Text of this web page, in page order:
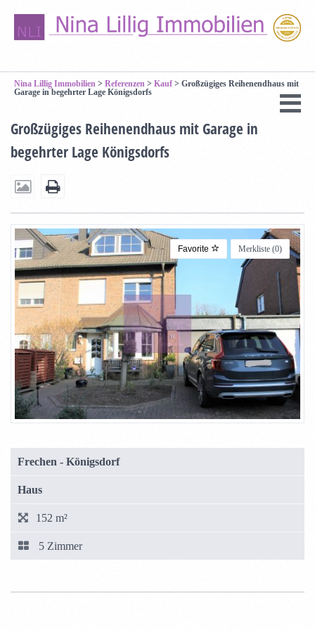
Nina Lillig Immobilien > Referenzen > Kauf > Großzügiges Reihenendhaus mit
Garage in begehrter Lage Königsdorfs
Großzügiges Reihenendhaus mit Garage in
begehrter Lage Königsdorfs
Merkliste (0)
Favorite
Frechen - Königsdorf
Haus
152 m²
5 Zimmer